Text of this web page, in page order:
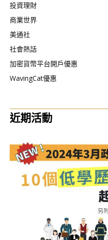
投資理財
商業世界
美通社
社會熱話
加密貨幣平台開戶優惠
WavingCat優惠
近期活動